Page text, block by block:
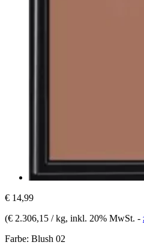
€ 14,99
(€ 2.306,15 / kg, inkl. 20% MwSt. -
Farbe: Blush 02